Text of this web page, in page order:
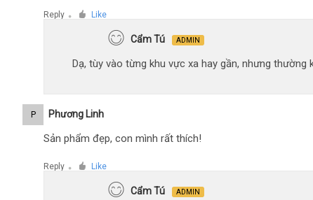
Reply ● Like
Cẩm Tú ADMIN
Dạ, tùy vào từng khu vực xa hay gần, nhưng thường
P Phương Linh
Sản phẩm đẹp, con mình rất thích!
Reply ● Like
Cẩm Tú ADMIN